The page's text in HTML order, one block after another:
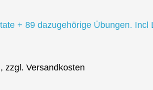
+ 89 dazugehörige Übungen. Incl
zzgl. Versandkosten